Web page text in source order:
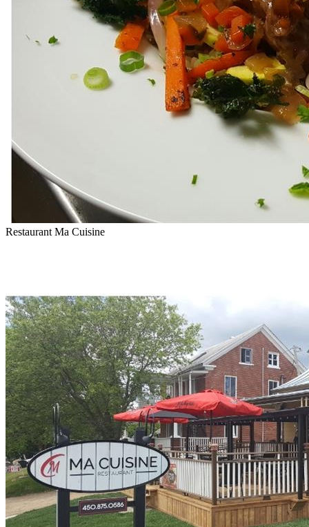
Restaurant Ma Cuisine